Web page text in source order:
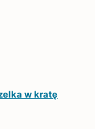
w kratę